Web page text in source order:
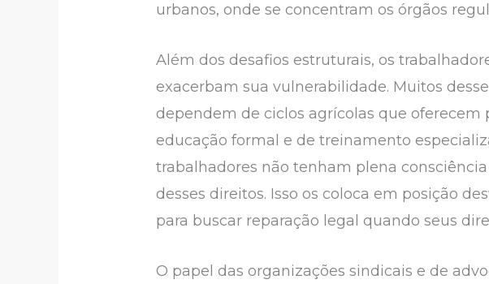
urbanos, onde se concentram os órgãos
Além dos desafios estruturais, os
exacerbam sua vulnerabilidade. Muitos
dependem de ciclos agrícolas que
educação formal e de treinamento
trabalhadores não tenham plena
desses direitos. Isso os coloca em posição
para buscar reparação legal quando seus
O papel das organizações sindicais e de